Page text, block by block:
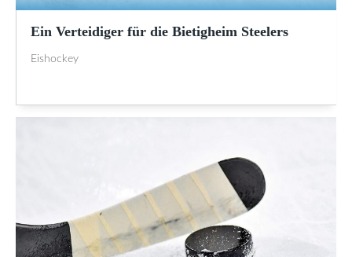
Ein Verteidiger für die Bietigheim Steelers
Eishockey